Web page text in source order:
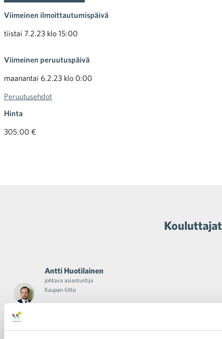
Viimeinen ilmoittautumispäivä
tiistai 7.2.23 klo 15:00
Viimeinen peruutuspäivä
maanantai 6.2.23 klo 0:00
Peruutusehdot
Hinta
305.00 €
Kouluttajat
Antti Huotilainen
johtava asiantuntija
Kaupan liitto